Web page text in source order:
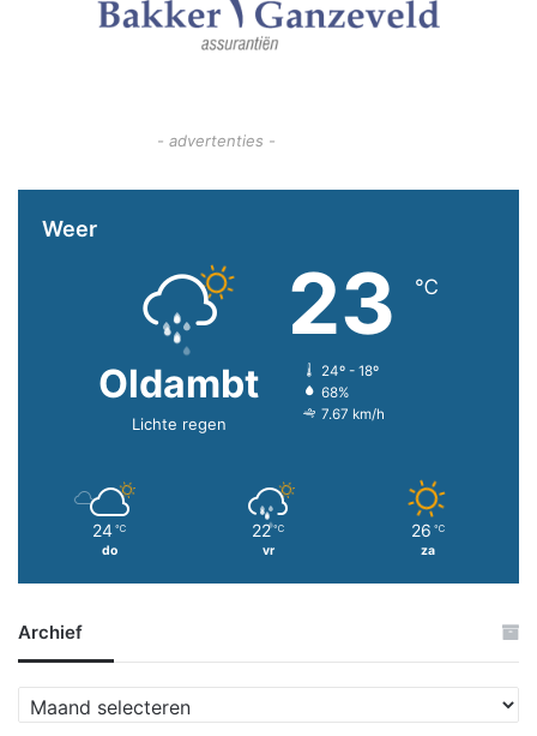
- advertenties -
Weer
Oldambt
Lichte regen
23 ℃
24º - 18º
68%
7.67 km/h
24 ℃
do
22 ℃
vr
26 ℃
za
Archief
r